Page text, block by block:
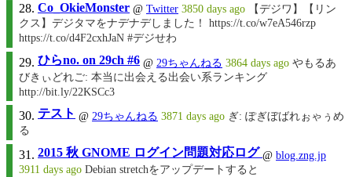
Co_OkieMonster @ Twitter 3850 days ago 【デジワ】【リン
クス】デジタマをナデナデしました！ https://t.co/w7eA546rzp
https://t.co/d4F2cxhJaN #デジせわ
ひらno. on 29ch #6 @ 29ちゃんねる 3864 days ago やもるあ
びきぃどれご: 本当に出会える出会い系ランキング
http://bit.ly/22KSCc3
テスト @ 29ちゃんねる 3871 days ago ぎ: ぽぎぼばれぉゃぅめ
る
2015 秋 GNOME ログイン問題対応ログ@ blog.zng.jp
3911 days ago Debian stretchをアップデートすると